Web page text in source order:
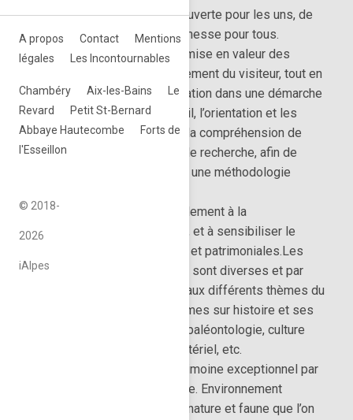
A propos Contact
Mentions
légales
Les Incontournables
Chambéry Aix-les-Bains
Le
Revard
Petit St-Bernard
Abbaye Hautecombe
Forts de
l'Esseillon
© 2018-
2026
iAlpes
Les Musées, un lieu de découverte pour les uns, de
souvenir pour d’autres, de richesse pour tous.
Les Musées participent à la mise en valeur des
collections et à l’accompagnement du visiteur, tout en
assurant une mission d’éducation dans une démarche
de partage du savoir. L’accueil, l’orientation et les
conseils apportent au public la compréhension de
l’usage du lieu et des outils de recherche, afin de
transmettre à chaque visiteur une méthodologie
Les Musées contribuent également à la
démocratisation de la culture, et à sensibiliser le
public aux valeurs culturelles et patrimoniales.Les
incitations à visiter un musée sont diverses et par
l’intérêt que porté le visiteur aux différents thèmes du
lieu : les arts visuels, les thèmes sur histoire et ses
événements, archéologie ou paléontologie, culture
populaire et patrimoine immatériel, etc.
La Savoie bénéficie d’un patrimoine exceptionnel par
le fait de sa géographie alpine. Environnement
montagneux et glaciaire, une nature et faune que l’on